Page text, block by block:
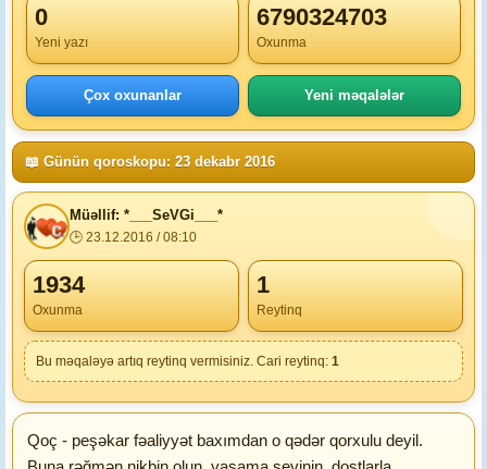
0
Yeni yazı
6790324703
Oxunma
Çox oxunanlar Yeni məqalələr
📖 Günün qoroskopu: 23 dekabr 2016
Müəllif: *___SeVGi___*
🕒 23.12.2016 / 08:10
1934
Oxunma
1
Reytinq
Bu məqaləyə artıq reytinq vermisiniz. Cari reytinq: 1
Qoç - peşəkar fəaliyyət baxımdan o qədər qorxulu deyil.